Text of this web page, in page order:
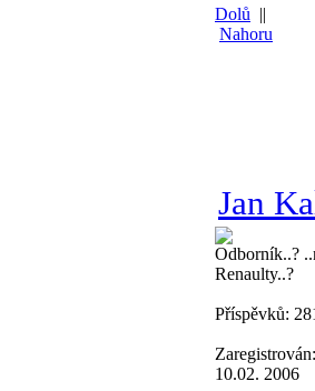
Dolů ||
Nahoru
Jan
Odborník..?
Renaulty..?
Příspěvků:
Zaregistrován:
10.02. 2006